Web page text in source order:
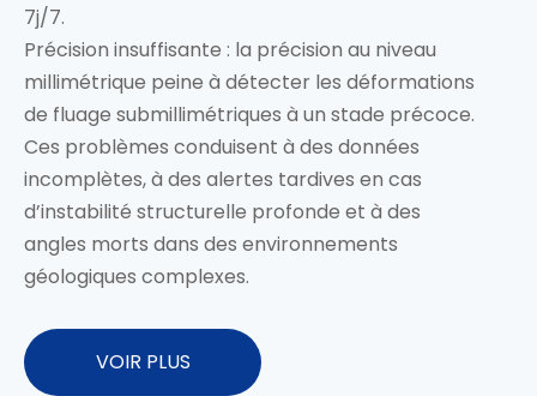
7j/7.
Précision insuffisante : la précision au niveau
millimétrique peine à détecter les déformations
de fluage submillimétriques à un stade précoce.
Ces problèmes conduisent à des données
incomplètes, à des alertes tardives en cas
d’instabilité structurelle profonde et à des
angles morts dans des environnements
géologiques complexes.
VOIR PLUS